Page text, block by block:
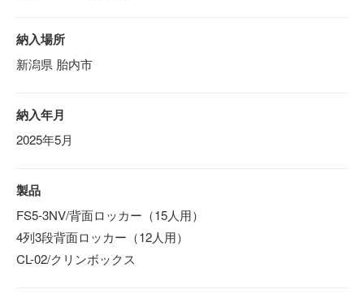
納入場所
新潟県 胎内市
納入年月
2025年5月
製品
FS5-3NV/背面ロッカー（15人用）
4列3段背面ロッカー（12人用）
CL-02/クリンボックス